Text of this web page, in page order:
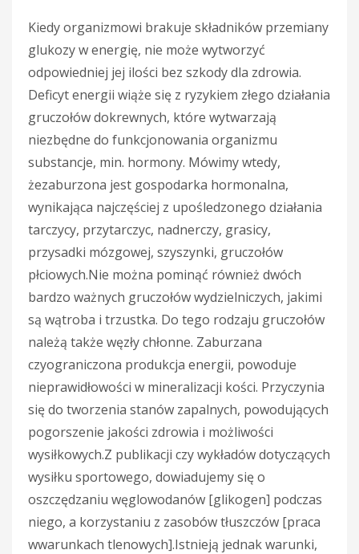
Kiedy organizmowi brakuje składników przemiany
glukozy w energię, nie może wytworzyć
odpowiedniej jej ilości bez szkody dla zdrowia.
Deficyt energii wiąże się z ryzykiem złego działania
gruczołów dokrewnych, które wytwarzają
niezbędne do funkcjonowania organizmu
substancje, min. hormony. Mówimy wtedy,
żezaburzona jest gospodarka hormonalna,
wynikająca najczęściej z upośledzonego działania
tarczycy, przytarczyc, nadnerczy, grasicy,
przysadki mózgowej, szyszynki, gruczołów
płciowych.Nie można pominąć również dwóch
bardzo ważnych gruczołów wydzielniczych, jakimi
są wątroba i trzustka. Do tego rodzaju gruczołów
należą także węzły chłonne. Zaburzana
czyograniczona produkcja energii, powoduje
nieprawidłowości w mineralizacji kości. Przyczynia
się do tworzenia stanów zapalnych, powodujących
pogorszenie jakości zdrowia i możliwości
wysiłkowych.Z publikacji czy wykładów dotyczących
wysiłku sportowego, dowiadujemy się o
oszczędzaniu węglowodanów [glikogen] podczas
niego, a korzystaniu z zasobów tłuszczów [praca
wwarunkach tlenowych].Istnieją jednak warunki,